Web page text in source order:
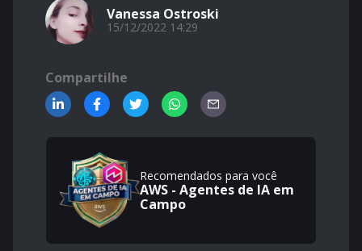
Vanessa Ostroski
15/12/2022 14:29
Compartilhe
Recomendados para você
AWS - Agentes de IA em
Campo